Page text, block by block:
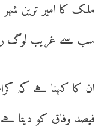
ملک کا امیر ترین
سب سے غریب لوگ